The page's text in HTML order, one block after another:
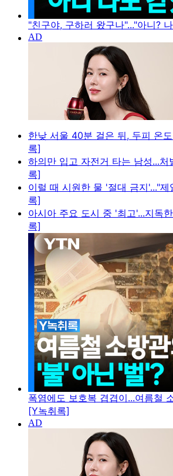
"친구야, 구하러 왔구나"..."아니?
한낮 서울 40분 걸은 뒤, 두피 온
록]
하의만 입고 자전거 타는 남성...처
록]
이럴 때 시원한 물 '절대 금지'..."
록]
아시아 주요 도시 중 '최고'...지독
록]
폭염에도 보호복 겹겹이...여름철
[Y녹취록]